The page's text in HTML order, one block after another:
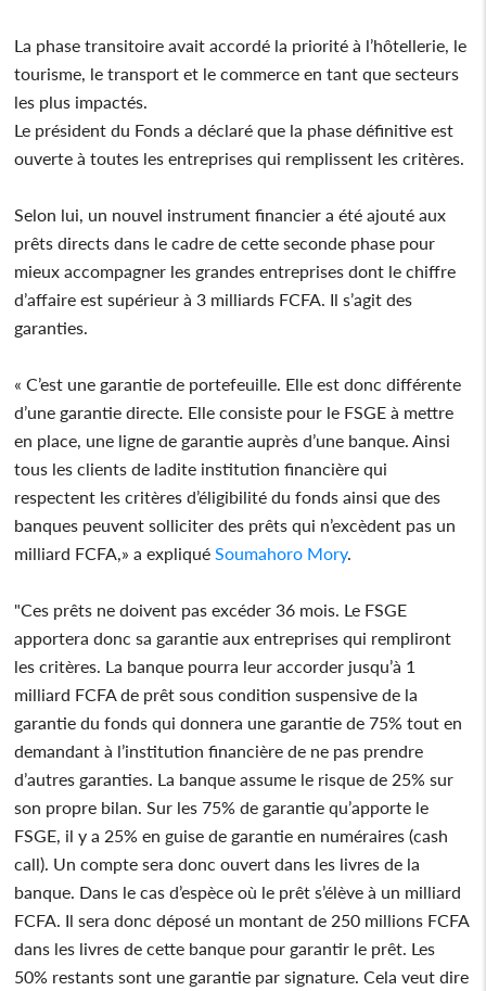
La phase transitoire avait accordé la priorité à l’hôtellerie, le
tourisme, le transport et le commerce en tant que secteurs
les plus impactés.
Le président du Fonds a déclaré que la phase définitive est
ouverte à toutes les entreprises qui remplissent les critères.
Selon lui, un nouvel instrument financier a été ajouté aux
prêts directs dans le cadre de cette seconde phase pour
mieux accompagner les grandes entreprises dont le chiffre
d’affaire est supérieur à 3 milliards FCFA. Il s’agit des
garanties.
« C’est une garantie de portefeuille. Elle est donc différente
d’une garantie directe. Elle consiste pour le FSGE à mettre
en place, une ligne de garantie auprès d’une banque. Ainsi
tous les clients de ladite institution financière qui
respectent les critères d’éligibilité du fonds ainsi que des
banques peuvent solliciter des prêts qui n’excèdent pas un
milliard FCFA,» a expliquéSoumahoro Mory.
"Ces prêts ne doivent pas excéder 36 mois. Le FSGE
apportera donc sa garantie aux entreprises qui rempliront
les critères. La banque pourra leur accorder jusqu’à 1
milliard FCFA de prêt sous condition suspensive de la
garantie du fonds qui donnera une garantie de 75% tout en
demandant à l’institution financière de ne pas prendre
d’autres garanties. La banque assume le risque de 25% sur
son propre bilan. Sur les 75% de garantie qu’apporte le
FSGE, il y a 25% en guise de garantie en numéraires (cash
call). Un compte sera donc ouvert dans les livres de la
banque. Dans le cas d’espèce où le prêt s’élève à un milliard
FCFA. Il sera donc déposé un montant de 250 millions FCFA
dans les livres de cette banque pour garantir le prêt. Les
50% restants sont une garantie par signature. Cela veut dire